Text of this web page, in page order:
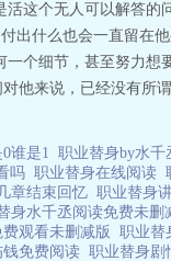
这个无人可以解答的
出什么也会一直留在
个细节，甚至努力想
他来说，已经没有所
谁是1 职业替身by水千
吗 职业替身在线阅读
章结束回忆 职业替身
身水千丞阅读免费未删
观看未删减版 职业替
免费阅读 职业替身剧